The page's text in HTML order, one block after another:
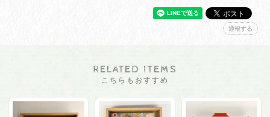
通報する
RELATED ITEMS
こちらもおすすめ